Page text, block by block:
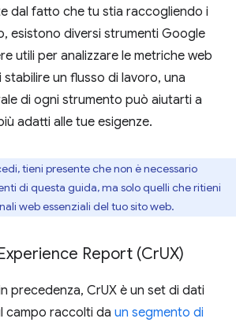
dal fatto che tu stia raccogliendo i
esistono diversi strumenti Google
utili per analizzare le metriche web
stabilire un flusso di lavoro, una
di ogni strumento può aiutarti a
adatti alle tue esigenze.
tieni presente che non è necessario
di questa guida, ma solo quelli che ritieni
web essenziali del tuo sito web.
Report (CrUX)
precedenza, CrUX è un set di dati
campo raccolti da un segmento di